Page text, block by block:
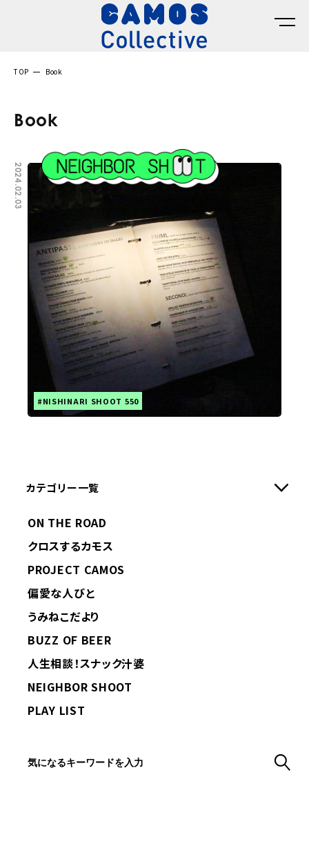
TOP Book
Book
2024.02.03
#NISHINARI SHOOT 550
カテゴリー一覧
ON THE ROAD
クロスするカモス
PROJECT CAMOS
偏愛な人びと
うみねこだより
BUZZ OF BEER
人生相談！スナック汁婆
NEIGHBOR SHOOT
PLAY LIST